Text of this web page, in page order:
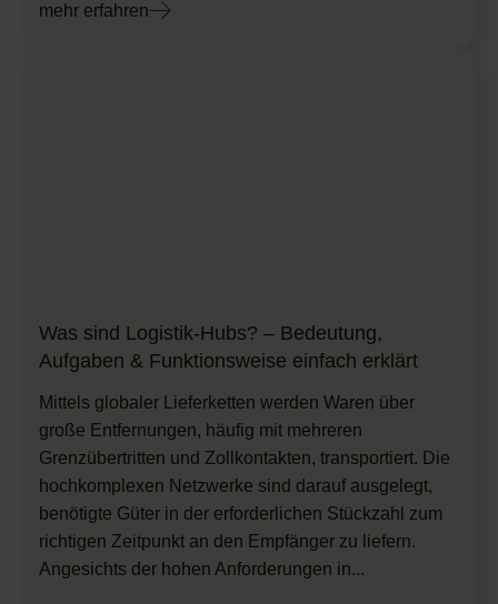
mehr erfahren
Was sind Logistik-Hubs? – Bedeutung,
Aufgaben & Funktionsweise einfach erklärt
Mittels globaler Lieferketten werden Waren über
große Entfernungen, häufig mit mehreren
Grenzübertritten und Zollkontakten, transportiert. Die
hochkomplexen Netzwerke sind darauf ausgelegt,
benötigte Güter in der erforderlichen Stückzahl zum
richtigen Zeitpunkt an den Empfänger zu liefern.
Angesichts der hohen Anforderungen in...